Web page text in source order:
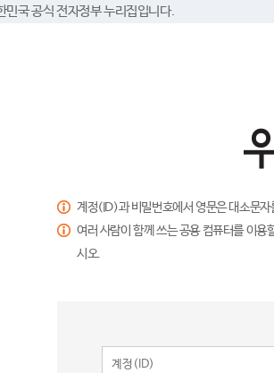
민국 공식 전자정부 누리집입니다.
계정(ID)과 비밀번호에서 영문은 대소문
여러 사람이 함께 쓰는 공용 컴퓨터를 이
시오.